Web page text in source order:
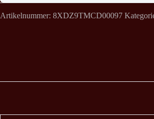
Artikelnummer: 8XDZ9TMCD00097